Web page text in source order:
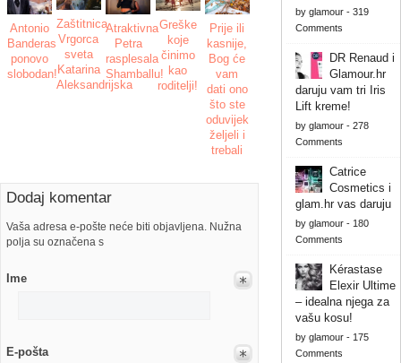
Antonio
Banderas
ponovo
slobodan!
Zaštitnica
Vrgorca
sveta
Katarina
Aleksandrijska
Atraktivna
Petra
rasplesala
Shamballu!
Greške
koje
činimo
kao
roditelji!
Prije ili
kasnije,
Bog će
vam
dati ono
što ste
oduvijek
željeli i
trebali
Dodaj komentar
Vaša adresa e-pošte neće biti objavljena. Nužna
polja su označena s
Ime
E-pošta
by glamour- 319
Comments
DR Renaud i
Glamour.hr
daruju vam tri Iris
Lift kreme!
by glamour- 278
Comments
Catrice
Cosmetics i
glam.hr vas daruju
by glamour- 180
Comments
Kérastase
Elexir Ultime
– idealna njega za
vašu kosu!
by glamour- 175
Comments